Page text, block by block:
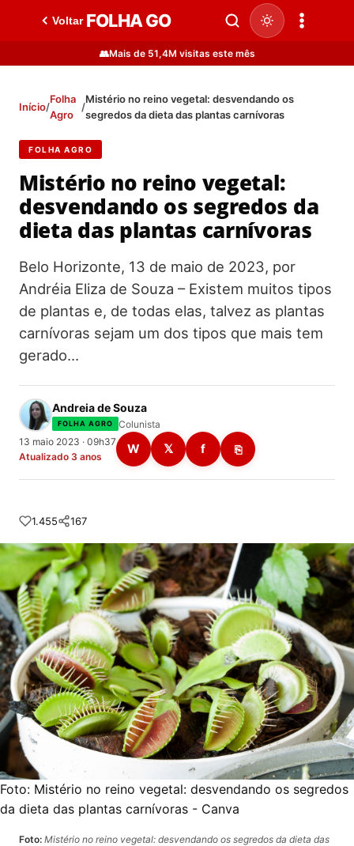
Voltar FOLHA GO
👥Mais de 51,4M visitas este mês
Início/
Folha
Agro
/
Mistério no reino vegetal: desvendando os
segredos da dieta das plantas carnívoras
FOLHA AGRO
Mistério no reino vegetal:
desvendando os segredos da
dieta das plantas carnívoras
Belo Horizonte, 13 de maio de 2023, por
Andréia Eliza de Souza – Existem muitos tipos
de plantas e, de todas elas, talvez as plantas
carnívoras sejam um dos tipos que mais tem
gerado…
Andreia de Souza
FOLHA AGRO
Colunista
13 maio 2023 · 09h37
Atualizado 3 anos
W 𝕏 f ⎘
1.455 167
Foto: Mistério no reino vegetal: desvendando os segredos
da dieta das plantas carnívoras - Canva
Foto: Mistério no reino vegetal: desvendando os segredos da dieta das